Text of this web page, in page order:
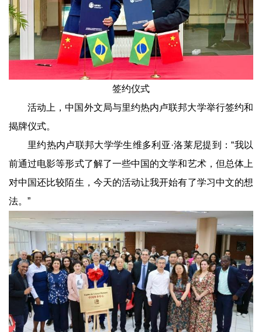
签约仪式
活动上，中国外文局与里约热内卢联邦大学举行签约和
揭牌仪式。
里约热内卢联邦大学学生维多利亚·洛莱尼提到：“我以
前通过电影等形式了解了一些中国的文学和艺术，但总体上
对中国还比较陌生，今天的活动让我开始有了学习中文的想
法。”